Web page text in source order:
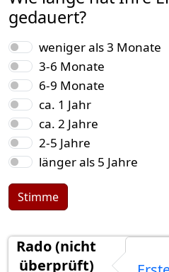
gedauert?
Auswahlmöglichkeiten
weniger als 3 Monate
3-6 Monate
6-9 Monate
ca. 1 Jahr
ca. 2 Jahre
2-5 Jahre
länger als 5 Jahre
Stimme
Rado (nicht
überprüft)